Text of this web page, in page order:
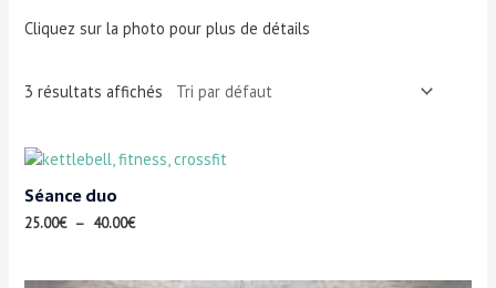
Cliquez sur la photo pour plus de détails
3 résultats affichés
Séance duo
25.00€ – 40.00€